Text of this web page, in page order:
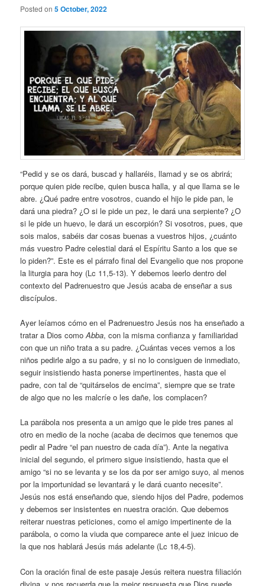
Posted on5 October, 2022
“Pedid y se os dará, buscad y hallaréis, llamad y se os abrirá;
porque quien pide recibe, quien busca halla, y al que llama se le
abre. ¿Qué padre entre vosotros, cuando el hijo le pide pan, le
dará una piedra? ¿O si le pide un pez, le dará una serpiente? ¿O
si le pide un huevo, le dará un escorpión? Si vosotros, pues, que
sois malos, sabéis dar cosas buenas a vuestros hijos, ¿cuánto
más vuestro Padre celestial dará el Espíritu Santo a los que se
lo piden?”. Este es el párrafo final del Evangelio que nos propone
la liturgia para hoy (Lc 11,5-13). Y debemos leerlo dentro del
contexto del Padrenuestro que Jesús acaba de enseñar a sus
discípulos.
Ayer leíamos cómo en el Padrenuestro Jesús nos ha enseñado a
tratar a Dios comoAbba, con la misma confianza y familiaridad
con que un niño trata a su padre. ¿Cuántas veces vemos a los
niños pedirle algo a su padre, y si no lo consiguen de inmediato,
seguir insistiendo hasta ponerse impertinentes, hasta que el
padre, con tal de “quitárselos de encima”, siempre que se trate
de algo que no les malcríe o les dañe, los complacen?
La parábola nos presenta a un amigo que le pide tres panes al
otro en medio de la noche (acaba de decirnos que tenemos que
pedir al Padre “el pan nuestro de cada día”). Ante la negativa
inicial del segundo, el primero sigue insistiendo, hasta que el
amigo “si no se levanta y se los da por ser amigo suyo, al menos
por la importunidad se levantará y le dará cuanto necesite”.
Jesús nos está enseñando que, siendo hijos del Padre, podemos
y debemos ser insistentes en nuestra oración. Que debemos
reiterar nuestras peticiones, como el amigo impertinente de la
parábola, o como la viuda que comparece ante el juez inicuo de
la que nos hablará Jesús más adelante (Lc 18,4-5).
Con la oración final de este pasaje Jesús reitera nuestra filiación
divina, y nos recuerda que la mejor respuesta que Dios puede